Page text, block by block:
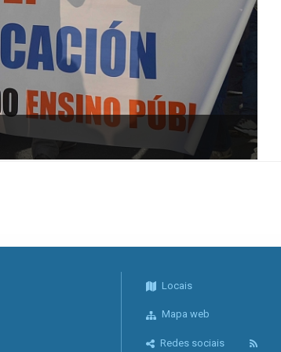
Locais
Mapa web
Redes sociais